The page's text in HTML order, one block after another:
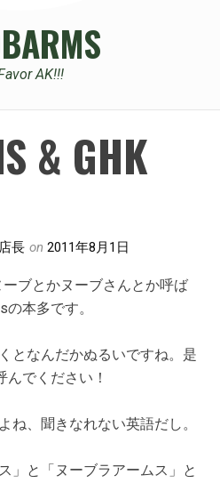
AK!!!
& GHK
長 on2011年8月1日
ブとかヌーブさんとか呼ば
本多です。
となんだかぬるいですね。是
でください！
ね、聞きなれない英語だし。
」と「ヌーブラアームス」と